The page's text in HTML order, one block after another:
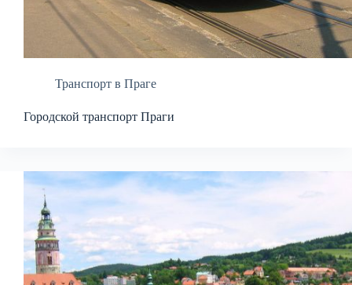
Транспорт в Праге
Городской транспорт Праги